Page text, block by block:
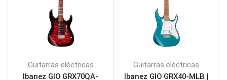
Guitarras eléctricas
Ibanez GIO GRX70QA-
Guitarras eléctricas
Ibanez GIO GRX40-MLB |